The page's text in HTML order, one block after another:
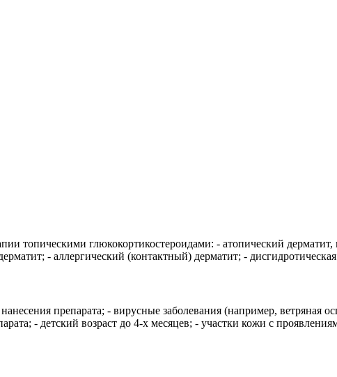
топическими глюкокортикостероидами: - атопический
- аллергический (контактный) дерматит; - дисгидротическая
препарата; - вирусные заболевания (например, ветряная
- детский возраст до 4-х месяцев; - участки кожи с